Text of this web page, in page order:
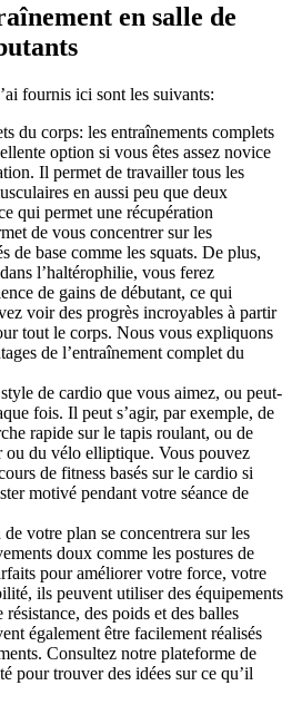
en salle de
fournis ici sont les suivants:
du corps: les entraînements complets
option si vous êtes assez novice
Il permet de travailler tous les
en aussi peu que deux
qui permet une récupération
de vous concentrer sur les
de base comme les squats. De plus,
l’haltérophilie, vous ferez
de gains de débutant, ce qui
voir des progrès incroyables à partir
tout le corps. Nous vous expliquons
de l’entraînement complet du
de cardio que vous aimez, ou peut-
fois. Il peut s’agir, par exemple, de
rapide sur le tapis roulant, ou de
ou du vélo elliptique. Vous pouvez
de fitness basés sur le cardio si
motivé pendant votre séance de
votre plan se concentrera sur les
doux comme les postures de
pour améliorer votre force, votre
ils peuvent utiliser des équipements
résistance, des poids et des balles
également être facilement réalisés
Consultez notre plateforme de
pour trouver des idées sur ce qu’il